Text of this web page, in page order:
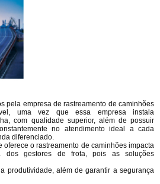
pela empresa de rastreamento de caminhões
uma vez que essa empresa instala
com qualidade superior, além de possuir
no atendimento ideal a cada
diferenciado.
oferece o rastreamento de caminhões impacta
dos gestores de frota, pois as soluções
produtividade, além de garantir a segurança